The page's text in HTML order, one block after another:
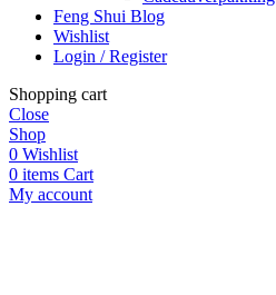
Feng Shui Blog
Wishlist
Login / Register
Shopping cart
Close
Shop
0 Wishlist
0 items Cart
My account